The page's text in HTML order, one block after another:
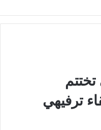
عيد الجيش
تختتم
ترفيهي